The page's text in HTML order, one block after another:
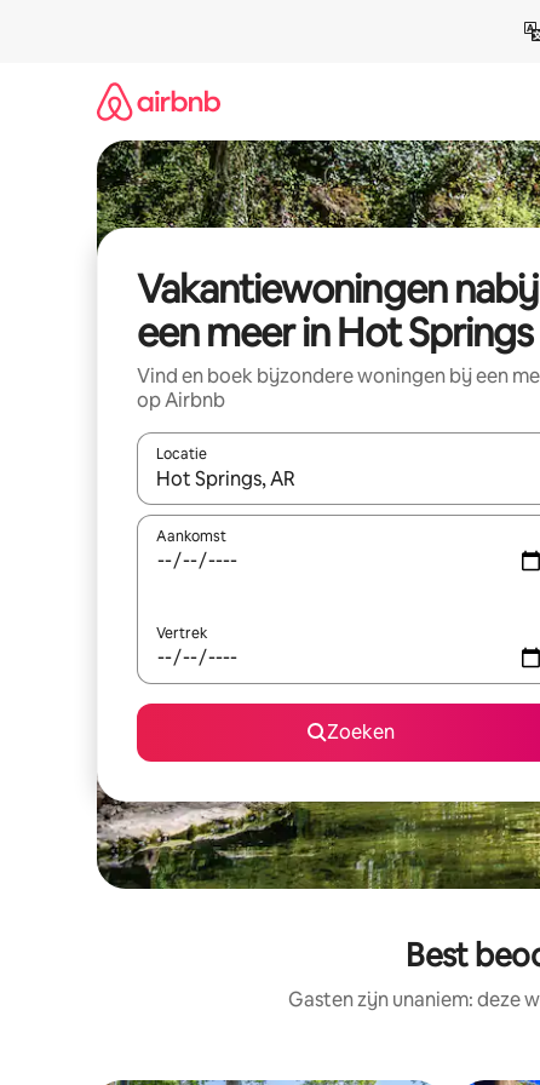
Vakantiewoningen nabij
een meer in Hot Springs
Vind en boek bijzondere woningen bij een
op Airbnb
Locatie
Wanneer er resultaten beschikbaar zijn, maak
Aankomst
Vertrek
Zoeken
Best
Gasten zijn unaniem: deze